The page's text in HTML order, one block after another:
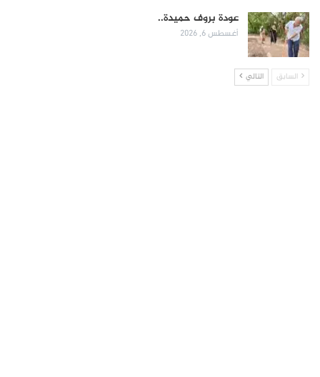
عودة بروف حميدة..
أغسطس 6, 2026
السابق التالي